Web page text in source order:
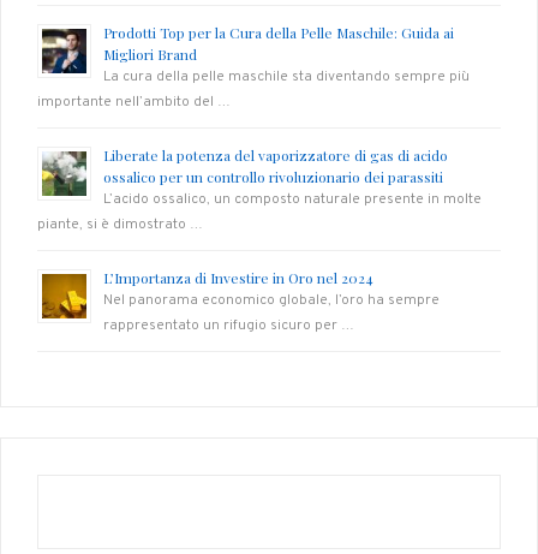
Prodotti Top per la Cura della Pelle Maschile: Guida ai
Migliori Brand
La cura della pelle maschile sta diventando sempre più
importante nell’ambito del …
Liberate la potenza del vaporizzatore di gas di acido
ossalico per un controllo rivoluzionario dei parassiti
L’acido ossalico, un composto naturale presente in molte
piante, si è dimostrato …
L’Importanza di Investire in Oro nel 2024
Nel panorama economico globale, l’oro ha sempre
rappresentato un rifugio sicuro per …